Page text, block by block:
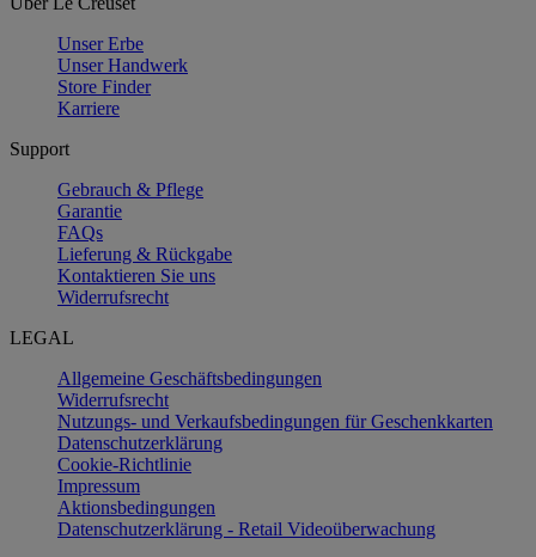
Unser Erbe
Unser Handwerk
Store Finder
Karriere
Support
Gebrauch & Pflege
Garantie
FAQs
Lieferung & Rückgabe
Kontaktieren Sie uns
Widerrufsrecht
LEGAL
Allgemeine Geschäftsbedingungen
Widerrufsrecht
Nutzungs- und Verkaufsbedingungen für Geschenkkarten
Datenschutzerklärung
Cookie-Richtlinie
Impressum
Aktionsbedingungen
Datenschutzerklärung - Retail Videoüberwachung